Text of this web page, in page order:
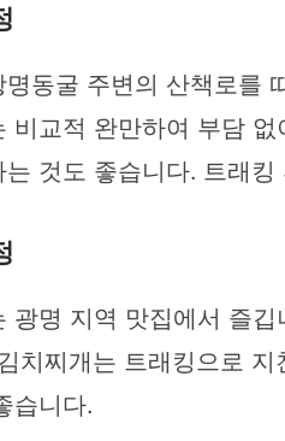
동굴 주변의 산책로를
비교적 완만하여 부담
는 것도 좋습니다. 트래
광명 지역 맛집에서 즐
치찌개는 트래킹으로
습니다.